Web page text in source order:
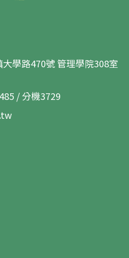
學路470號 管理學院308室
/ 分機3729